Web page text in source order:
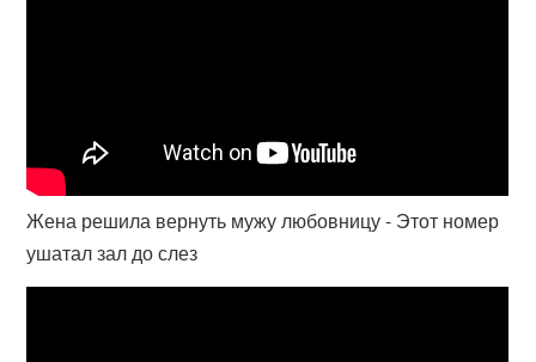
Жена решила вернуть мужу любовницу - Этот номер
ушатал зал до слез